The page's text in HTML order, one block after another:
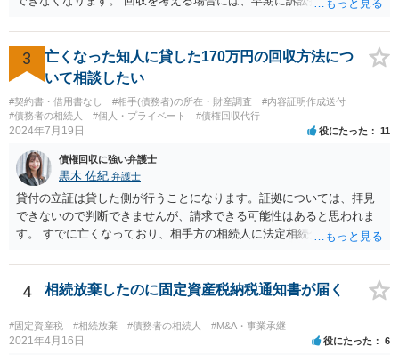
3
亡くなった知人に貸した170万円の回収方法につ
いて相談したい
#契約書・借用書なし #相手(債務者)の所在・財産調査
#内容証明作成送付
#債務者の相続人
#個人・プライベート #債権回収代行
2024年7月19日 役にたった 11
債権回収に強い弁護士
黒木 佐紀 弁護士
貸付の立証は貸した側が行うことになります。証拠については、拝見
できないので判断できませんが、請求できる可能性はあると思われま
す。 すでに亡くなっており、相手方の相続人に法定相続分に応じて請
が難しくなります。 お早めに相続人に請求していくか、それが難しい
場合は、弁護士に相談されるのがよろしいかと思います。
4 相続放棄したのに固定資産税納税通知書が届く
#固定資産税 #相続放棄 #債務者の相続人 #M&A・事業承継
2021年4月16日 役にたった 6